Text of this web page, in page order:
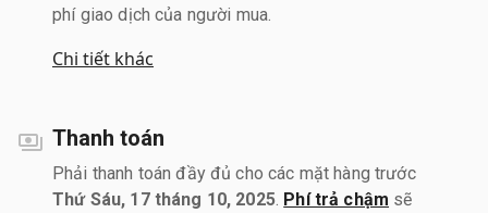
phí giao dịch của người mua.
Chi tiết khác
Thanh toán
Phải thanh toán đầy đủ cho các mặt hàng trước
Thứ Sáu, 17 tháng 10, 2025. Phí trả chậm sẽ